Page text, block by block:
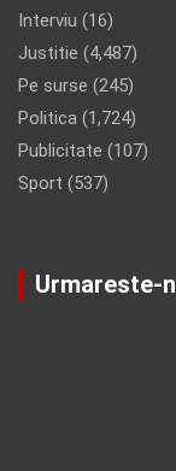
Interviu (16)
Justitie (4,487)
Pe surse (245)
Politica (1,724)
Publicitate (107)
Sport (537)
Urmareste-